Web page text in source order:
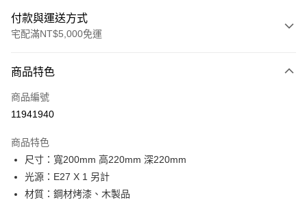
付款與運送方式
宅配滿NT$5,000免運
信用卡一次付款
LINE Pay
街口支付
悠遊付
商品特色
商品編號
11941940
商品特色
尺寸：寬200mm 高220mm 深220mm
光源：E27 X 1 另計
材質：鋼材烤漆、木製品